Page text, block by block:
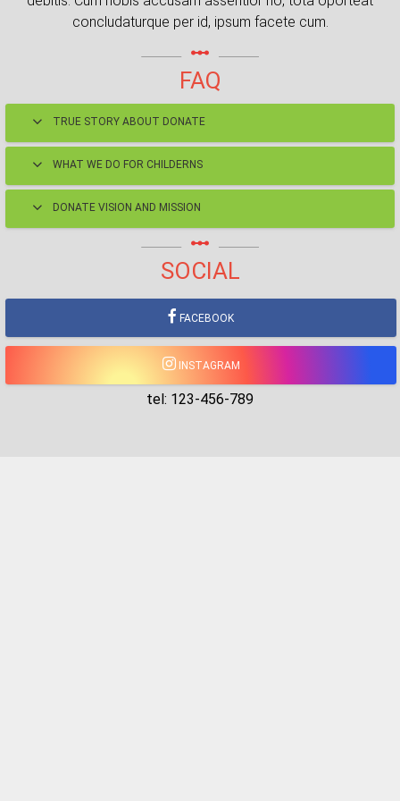
concludaturque per id, ipsum facete cum.
linear_scale
FAQ
TRUE STORY ABOUT DONATE
WHAT WE DO FOR CHILDERNS
DONATE VISION AND MISSION
linear_scale
SOCIAL
FACEBOOK
INSTAGRAM
tel: 123-456-789